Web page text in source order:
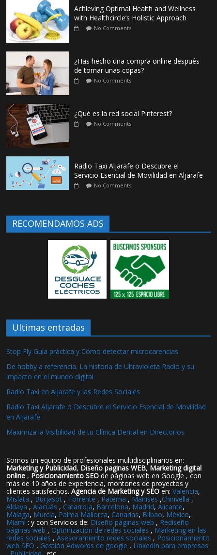
Achieving Optimal Health and Wellness
with Healthcircle’s Holistic Approach
No Comments
¿Has hecho una compra online después
de tomar unas copas?
No Comments
¿Qué es la red social Pinterest?
No Comments
Radio Taxi Aljarafe o Descubre el
Servicio Esencial de Movilidad en Aljarafe
No Comments
RECOMENDAMOS ADS
Ultimas entradas
Stop Fly Guía práctica y Cómo detectar microcarencias
De hobby a referencia. La historia de Ultravioleta Radio y su
impacto en el mundo digital
Radio Taxi en Aljarafe y las Redes Sociales
Radio Taxi Aljarafe o Descubre el Servicio Esencial de Movilidad
en Aljarafe
Maximiza la Visibilidad de tu Clínica Dental en Directorios
Somos un equipo de profesionales multidisciplinarios en:
Marketing y Publicidad, Diseño paginas WEB, Marketing digital
online , Posicionamiento SEO de páginas web en Google , con
más de 10 años de experiencia, montones de proyectos y
clientes satisfechos.Agencia de Marketing y SEO en:Valencia,
Mislata , Burjasot , Torrente , Paterna , Manises ,Chirivella ,
Aldaya ,Alacuás , Catarroja, Barcelona, Madrid,Alicante,
Málaga, Murcia, Palma Mallorca, Canarias, Bilbao, México,
Miami : y con Servicios de: Diseño páginas web , Rediseño
páginas web , Optimización de redes sociales , Marketing en las
redes sociales ,Asesoramiento redes sociales , Posicionamiento
web SEO , Gestión Adwords de google , LinkedIn para empresas